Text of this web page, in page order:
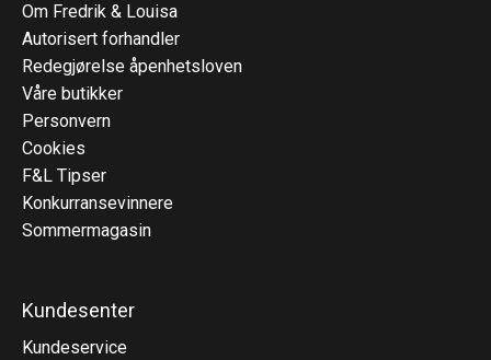
Om Fredrik & Louisa
Autorisert forhandler
Redegjørelse åpenhetsloven
Våre butikker
Personvern
Cookies
F&L Tipser
Konkurransevinnere
Sommermagasin
Kundesenter
Kundeservice